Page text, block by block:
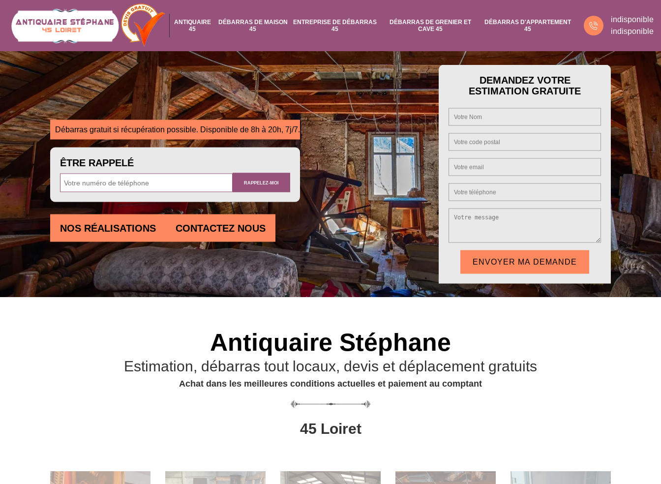
ANTIQUAIRE
45
DÉBARRAS DE MAISON
45
ENTREPRISE DE DÉBARRAS
45
DÉBARRAS DE GRENIER ET
CAVE 45
DÉBARRAS D'APPARTEMENT
45
indisponible
indisponible
Débarras gratuit si récupération possible. Disponible de 8h à 20h, 7j/7.
ÊTRE RAPPELÉ
NOS RÉALISATIONS CONTACTEZ NOUS
DEMANDEZ VOTRE
ESTIMATION GRATUITE
Antiquaire Stéphane
Estimation, débarras tout locaux, devis et déplacement gratuits
Achat dans les meilleures conditions actuelles et paiement au comptant
45 Loiret